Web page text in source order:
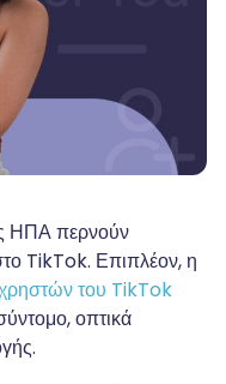
ΗΠΑ περνούν
TikTok. Επιπλέον, η
του TikTok
οπτικά